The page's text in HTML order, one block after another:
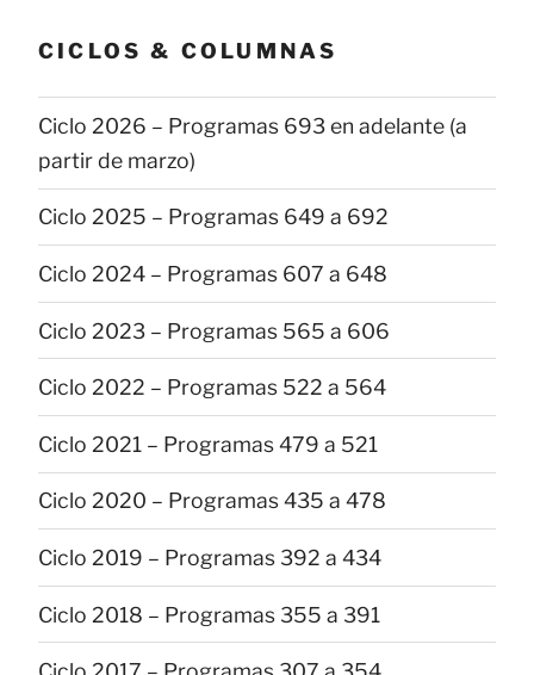
CICLOS & COLUMNAS
Ciclo 2026 – Programas 693 en adelante (a
partir de marzo)
Ciclo 2025 – Programas 649 a 692
Ciclo 2024 – Programas 607 a 648
Ciclo 2023 – Programas 565 a 606
Ciclo 2022 – Programas 522 a 564
Ciclo 2021 – Programas 479 a 521
Ciclo 2020 – Programas 435 a 478
Ciclo 2019 – Programas 392 a 434
Ciclo 2018 – Programas 355 a 391